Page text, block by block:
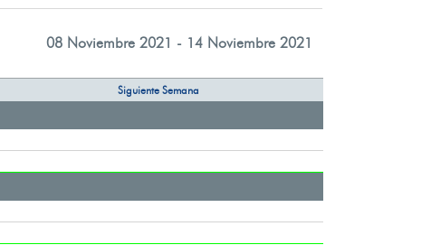
08 Noviembre 2021 - 14 Noviembre 2021
Siguiente Semana